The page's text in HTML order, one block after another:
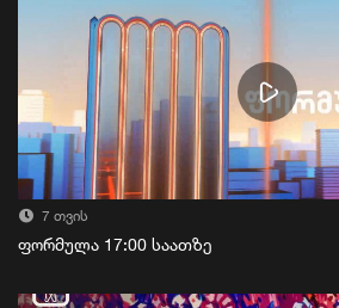
7 თვის
ფორმულა 17:00 საათზე